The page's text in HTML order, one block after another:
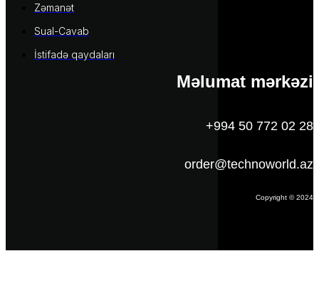
Zəmanət
Sual-Cavab
İstifadə qaydaları
Məlumat mərkəzi
+994 50 772 02 28
order@technoworld.az
Copyright © 2024